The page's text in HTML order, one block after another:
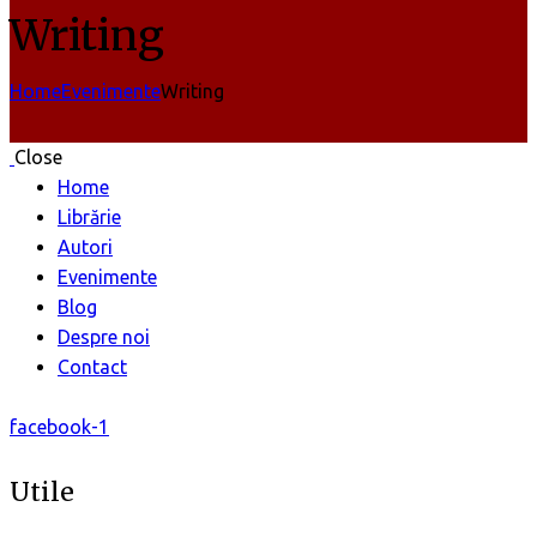
Writing
HomeEvenimenteWriting
Close
Home
Librărie
Autori
Evenimente
Blog
Despre noi
Contact
facebook-1
Utile